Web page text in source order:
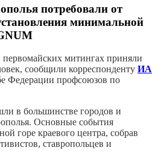
потребовали от
минимальной
митингах приняли
сообщили корреспонденту ИА
Федерации профсоюзов по
в большинстве городов и
Основные события
горе краевого центра, собрав
ставропольцев и